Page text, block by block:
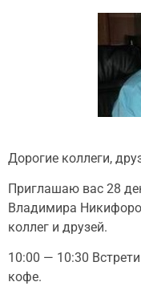
Дорогие коллеги,
Приглашаю вас 28
Владимира
коллег и друзей.
10:00 — 10:30
кофе.